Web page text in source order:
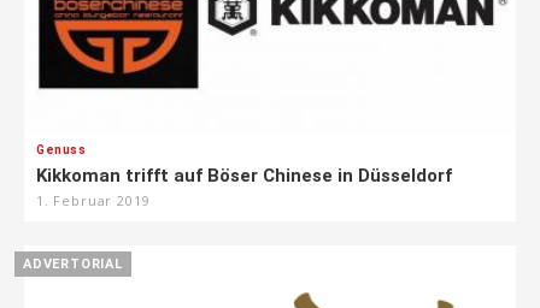
Genuss
Kikkoman trifft auf Böser Chinese in Düsseldorf
1. Februar 2019
ADVERTORIAL